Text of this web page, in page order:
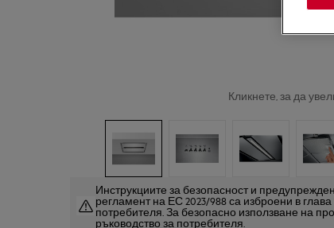
Кликнете, за да
Инструкциите за безопасност и
регламент на ЕС 2023/988 са изброени в глава
потребителя. За безопасно използване на
ръководство за потребителя.